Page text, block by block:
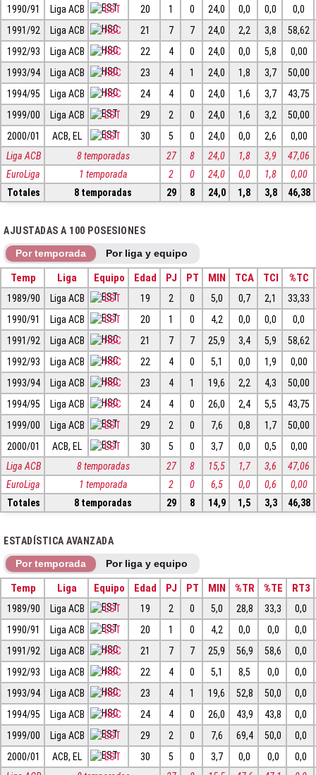
1990/91
Liga ACB EST 20 1 0 24,0 0,0 0,0
0,0
1991/92
Liga ACB HSC 21 7 7 24,0 2,2 3,8
58,62
1992/93
Liga ACB HSC 22 4 0 24,0 0,0 5,8
0,00
1993/94
Liga ACB HSC 23 4 1 24,0 1,8 3,7
50,00
1994/95
Liga ACB HSC 24 4 0 24,0 1,6 3,7
43,75
1999/00
Liga ACB EST 29 2 0 24,0 1,6 3,2
50,00
2000/01
ACB, EL EST 30 5 0 24,0 0,0 2,6
0,00
Liga ACB
8 temporadas 27 8 24,0 1,8 3,9
47,06
EuroLiga
1 temporada 2 0 24,0 0,0 1,8
0,00
Totales
8 temporadas 29 8 24,0 1,8 3,8 46,38
AJUSTADAS A 100 POSESIONES
Por temporada Por liga y equipo
Temp Liga Equipo Edad PJ PT MIN TCA TCI %TC
1989/90 Liga ACB EST 19 2 0 5,0 0,7 2,1
33,33
1990/91
Liga ACB EST 20 1 0 4,2 0,0 0,0
0,0
1991/92
Liga ACB HSC 21 7 7 25,9 3,4 5,9
58,62
1992/93
Liga ACB HSC 22 4 0 5,1 0,0 1,9
0,00
1993/94
Liga ACB HSC 23 4 1 19,6 2,2 4,3
50,00
1994/95
Liga ACB HSC 24 4 0 26,0 2,4 5,5
43,75
1999/00
Liga ACB EST 29 2 0 7,6 0,8 1,7
50,00
2000/01
ACB, EL EST 30 5 0 3,7 0,0 0,5
0,00
Liga ACB
8 temporadas 27 8 15,5 1,7 3,6
47,06
EuroLiga
1 temporada 2 0 6,5 0,0 0,6
0,00
Totales
8 temporadas 29 8 14,9 1,5 3,3 46,38
ESTADÍSTICA AVANZADA
Por temporada Por liga y equipo
Temp Liga Equipo Edad PJ PT MIN %TR %TE RT3
1989/90 Liga ACB EST 19 2 0 5,0 28,8 33,3
0,0
1990/91
Liga ACB EST 20 1 0 4,2 0,0 0,0
0,0
1991/92
Liga ACB HSC 21 7 7 25,9 56,9 58,6
0,0
1992/93
Liga ACB HSC 22 4 0 5,1 8,5 0,0
0,0
1993/94
Liga ACB HSC 23 4 1 19,6 52,8 50,0
0,0
1994/95
Liga ACB HSC 24 4 0 26,0 43,9 43,8
0,0
1999/00
Liga ACB EST 29 2 0 7,6 69,4 50,0
0,0
2000/01
ACB, EL EST 30 5 0 3,7 0,0 0,0
0,0